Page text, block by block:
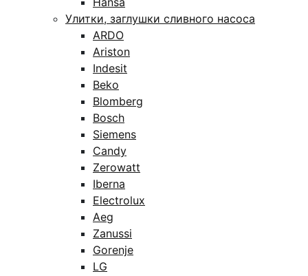
Улитки, заглушки сливного насоса
ARDO
Ariston
Indesit
Beko
Blomberg
Bosch
Siemens
Candy
Zerowatt
Iberna
Electrolux
Aeg
Zanussi
Gorenje
LG